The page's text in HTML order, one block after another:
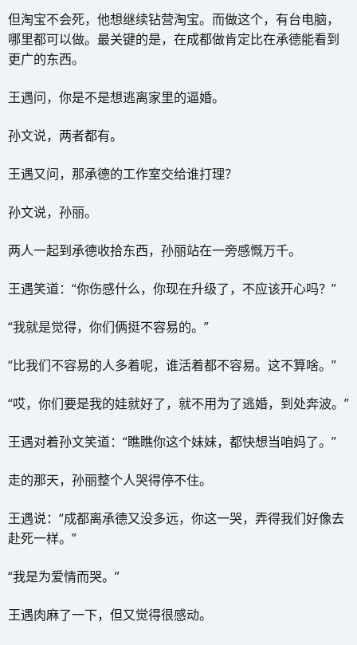
但淘宝不会死，他想继续钻营淘宝。而做这个，有台电脑，
哪里都可以做。最关键的是，在成都做肯定比在承德能看到
更广的东西。
王遇问，你是不是想逃离家里的逼婚。
孙文说，两者都有。
王遇又问，那承德的工作室交给谁打理？
孙文说，孙丽。
两人一起到承德收拾东西，孙丽站在一旁感慨万千。
王遇笑道：“你伤感什么，你现在升级了，不应该开心吗？”
“我就是觉得，你们俩挺不容易的。”
“比我们不容易的人多着呢，谁活着都不容易。这不算啥。”
“哎，你们要是我的娃就好了，就不用为了逃婚，到处奔波。”
王遇对着孙文笑道：“瞧瞧你这个妹妹，都快想当咱妈了。”
走的那天，孙丽整个人哭得停不住。
王遇说：“成都离承德又没多远，你这一哭，弄得我们好像去
赴死一样。”
“我是为爱情而哭。”
王遇肉麻了一下，但又觉得很感动。